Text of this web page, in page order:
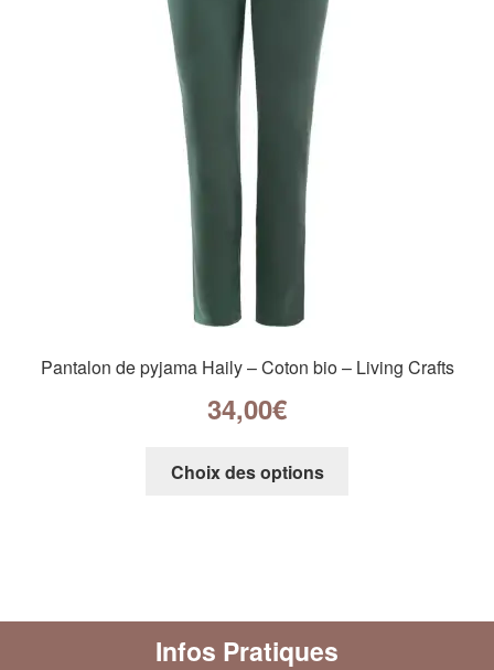
Pantalon de pyjama Haily – Coton bio – Living Crafts
34,00€
Choix des options
Infos Pratiques